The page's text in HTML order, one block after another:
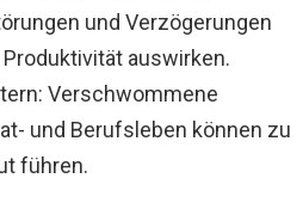
und Verzögerungen
auswirken.
Verschwommene
und Berufsleben können zu
führen.